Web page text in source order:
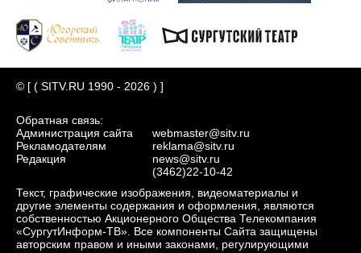
© [ ( SITV.RU 1990 - 2026 ) ]
Обратная связь:
Администрация сайта
Рекламодателям
Редакция
webmaster@sitv.ru
reklama@sitv.ru
news@sitv.ru
(3462)22-10-42
Текст, графические изображения, видеоматериалы и
другие элементы содержания и оформления, являются
собственностью Акционерного Общества Телекомпания
«СургутИнформ-ТВ». Все компоненты Сайта защищены
авторским правом и иными законами, регулирующими